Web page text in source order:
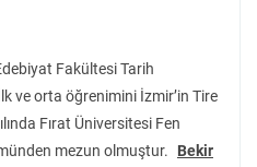
Fakültesi Tarih
ve orta öğrenimini İzmir’in Tire
Fırat Üniversitesi Fen
mezun olmuştur.
Bekir